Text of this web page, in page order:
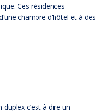
Ces résidences
chambre d’hôtel et à des
c’est à dire un